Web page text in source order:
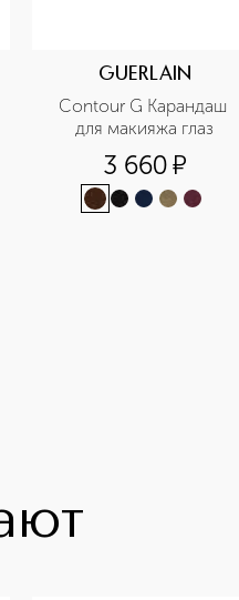
GUERLAIN
Contour G Карандаш
для макияжа глаз
3 660¤